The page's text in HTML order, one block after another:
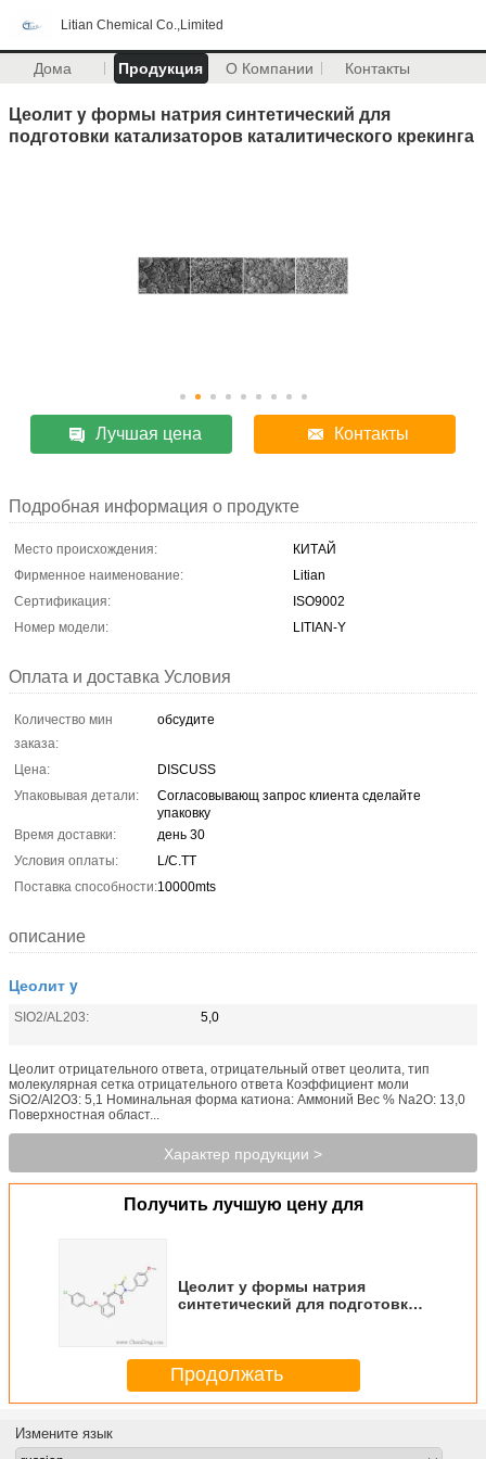
Litian Chemical Co.,Limited
Дома Продукция О Компании Контакты
Цеолит y формы натрия синтетический для
подготовки катализаторов каталитического крекинга
Лучшая цена Контакты
Подробная информация о продукте
Место происхождения:
КИТАЙ
Фирменное наименование:
Litian
Сертификация:
ISO9002
Номер модели:
LITIAN-Y
Оплата и доставка Условия
Количество мин
заказа:
обсудите
Цена:
DISCUSS
Упаковывая детали:
Согласовывающ запрос клиента сделайте
упаковку
Время доставки:
день 30
Условия оплаты:
L/C.TT
Поставка способности:10000mts
описание
Цеолит y
SIO2/AL203: 5,0
Цеолит отрицательного ответа, отрицательный ответ цеолита, тип
молекулярная сетка отрицательного ответа Коэффициент моли
SiO2/Al2O3: 5,1 Номинальная форма катиона: Аммоний Вес % Na2O: 13,0
Поверхностная област...
Характер продукции >
Получить лучшую цену для
Цеолит y формы натрия
синтетический для подготовки
Продолжать
Измените язык